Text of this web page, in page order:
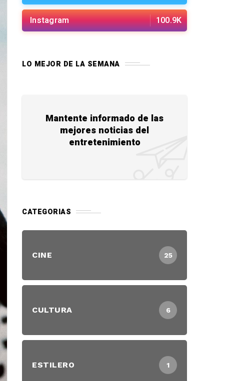
Instagram 100.9K
LO MEJOR DE LA SEMANA
Mantente informado de las
mejores noticias del
entretenimiento
CATEGORIAS
CINE 25
CULTURA 6
ESTILERO 1